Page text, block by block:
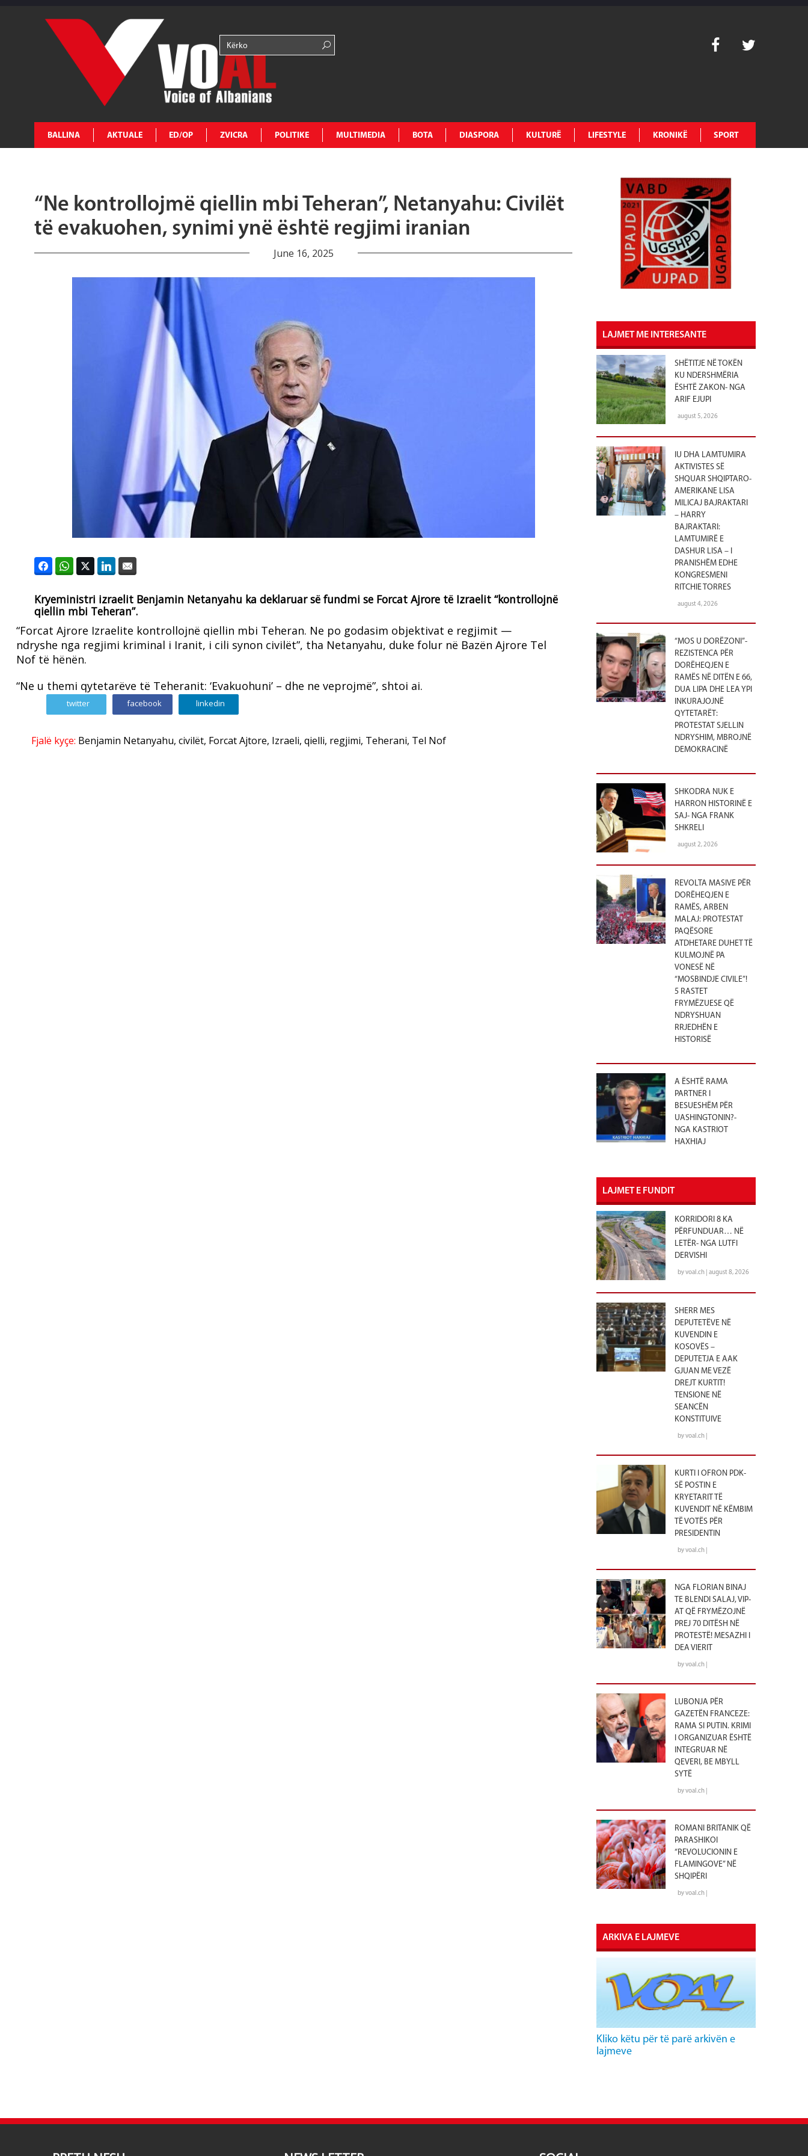
BALLINA AKTUALE ED/OP ZVICRA POLITIKE MULTIMEDIA BOTA DIASPORA KULTURË LIFESTYLE KRONIKË SPORT
“Ne kontrollojmë qiellin mbi Teheran”, Netanyahu: Civilët
të evakuohen, synimi ynë është regjimi iranian
June 16, 2025
Kryeministri izraelit Benjamin Netanyahu ka deklaruar së fundmi se Forcat Ajrore të Izraelit “kontrollojnë
qiellin mbi Teheran”.
“Forcat Ajrore Izraelite kontrollojnë qiellin mbi Teheran. Ne po godasim objektivat e regjimit —
ndryshe nga regjimi kriminal i Iranit, i cili synon civilët”, tha Netanyahu, duke folur në Bazën Ajrore Tel
Nof të hënën.
“Ne u themi qytetarëve të Teheranit: ‘Evakuohuni’ – dhe ne veprojmë”, shtoi ai.
twitter facebook linkedin
Fjalë kyçe: Benjamin Netanyahu, civilët, Forcat Ajtore, Izraeli, qielli, regjimi, Teherani, Tel Nof
LAJMET ME INTERESANTE
SHËTITJE NË TOKËN
KU NDERSHMËRIA
ËSHTË ZAKON- NGA
ARIF EJUPI
august 5, 2026
IU DHA LAMTUMIRA
AKTIVISTES SË
SHQUAR SHQIPTARO-
AMERIKANE LISA
MILICAJ BAJRAKTARI
– HARRY
BAJRAKTARI:
LAMTUMIRË E
DASHUR LISA – I
PRANISHËM EDHE
KONGRESMENI
RITCHIE TORRES
august 4, 2026
“MOS U DORËZONI”-
REZISTENCA PËR
DORËHEQJEN E
RAMËS NË DITËN E 66,
DUA LIPA DHE LEA YPI
INKURAJOJNË
QYTETARËT:
PROTESTAT SJELLIN
NDRYSHIM, MBROJNË
DEMOKRACINË
SHKODRA NUK E
HARRON HISTORINË E
SAJ- NGA FRANK
SHKRELI
august 2, 2026
REVOLTA MASIVE PËR
DORËHEQJEN E
RAMËS, ARBEN
MALAJ: PROTESTAT
PAQËSORE
ATDHETARE DUHET TË
KULMOJNË PA
VONESË NË
“MOSBINDJE CIVILE”!
5 RASTET
FRYMËZUESE QË
NDRYSHUAN
RRJEDHËN E
HISTORISË
A ËSHTË RAMA
PARTNER I
BESUESHËM PËR
UASHINGTONIN?-
NGA KASTRIOT
HAXHIAJ
LAJMET E FUNDIT
KORRIDORI 8 KA
PËRFUNDUAR… NË
LETËR- NGA LUTFI
DERVISHI
by voal.ch | august 8, 2026
SHERR MES
DEPUTETËVE NË
KUVENDIN E
KOSOVËS –
DEPUTETJA E AAK
GJUAN ME VEZË
DREJT KURTIT!
TENSIONE NË
SEANCËN
KONSTITUIVE
by voal.ch |
KURTI I OFRON PDK-
SË POSTIN E
KRYETARIT TË
KUVENDIT NË KËMBIM
TË VOTËS PËR
PRESIDENTIN
by voal.ch |
NGA FLORIAN BINAJ
TE BLENDI SALAJ, VIP-
AT QË FRYMËZOJNË
PREJ 70 DITËSH NË
PROTESTË! MESAZHI I
DEA VIERIT
by voal.ch |
LUBONJA PËR
GAZETËN FRANCEZE:
RAMA SI PUTIN. KRIMI
I ORGANIZUAR ËSHTË
INTEGRUAR NË
QEVERI, BE MBYLL
SYTË
by voal.ch |
ROMANI BRITANIK QË
PARASHIKOI
“REVOLUCIONIN E
FLAMINGOVE” NË
SHQIPËRI
by voal.ch |
ARKIVA E LAJMEVE
Kliko këtu për të parë arkivën e
lajmeve